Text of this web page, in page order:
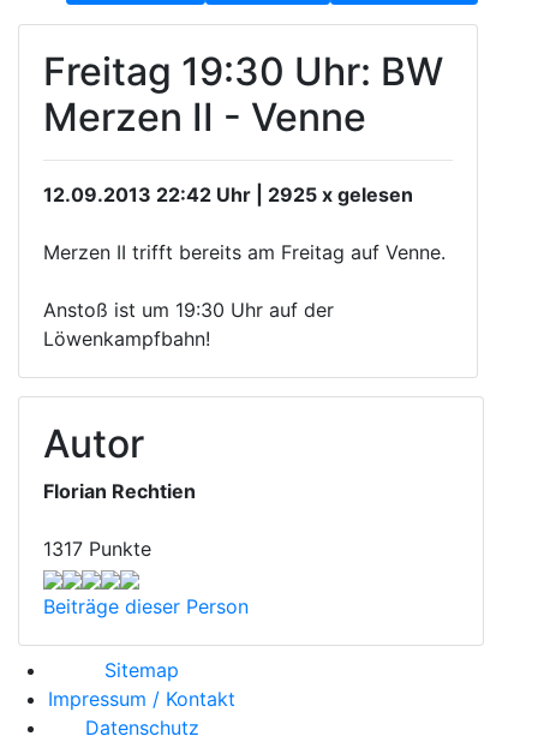
Freitag 19:30 Uhr: BW
Merzen II - Venne
12.09.2013 22:42 Uhr | 2925 x gelesen
Merzen II trifft bereits am Freitag auf Venne.
Anstoß ist um 19:30 Uhr auf der
Löwenkampfbahn!
Autor
Florian Rechtien
1317 Punkte
Beiträge dieser Person
Sitemap
Impressum / Kontakt
Datenschutz